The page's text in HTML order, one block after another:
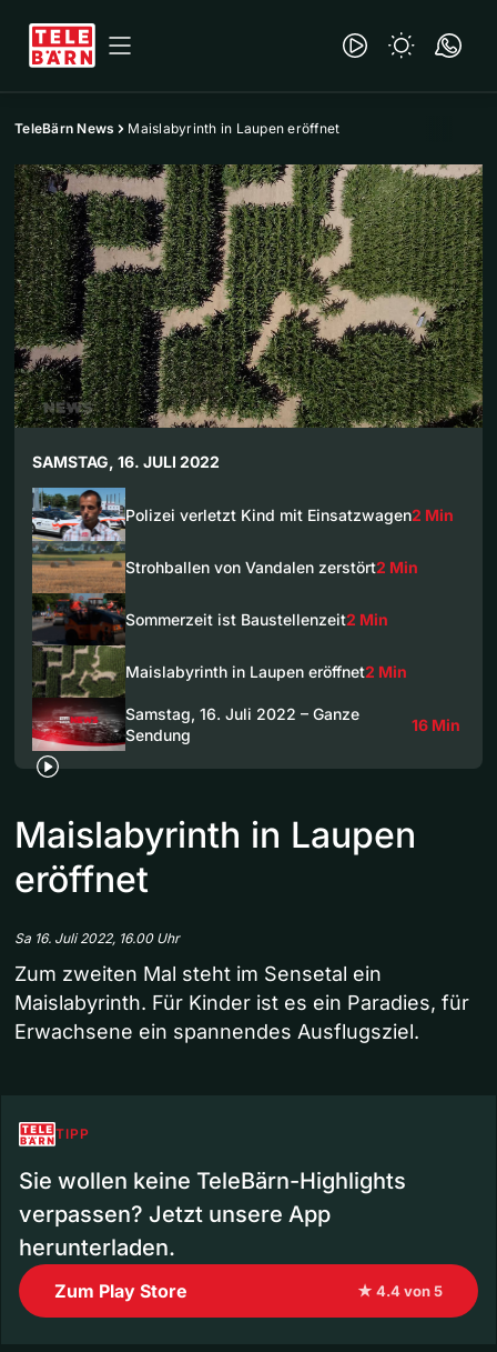
TeleBärn News Maislabyrinth in Laupen eröffnet
SAMSTAG, 16. JULI 2022
Polizei verletzt Kind mit Einsatzwagen2 Min
Strohballen von Vandalen zerstört2 Min
Sommerzeit ist Baustellenzeit2 Min
Maislabyrinth in Laupen eröffnet2 Min
Samstag, 16. Juli 2022 – Ganze
Sendung
16 Min
Maislabyrinth in Laupen
eröffnet
Sa 16. Juli 2022, 16.00 Uhr
Zum zweiten Mal steht im Sensetal ein
Maislabyrinth. Für Kinder ist es ein Paradies, für
Erwachsene ein spannendes Ausflugsziel.
TIPP
Sie wollen keine TeleBärn-Highlights
verpassen? Jetzt unsere App
herunterladen.
Zum Play Store ★ 4.4 von 5